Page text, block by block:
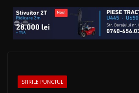
STIRILE PUNCTUL